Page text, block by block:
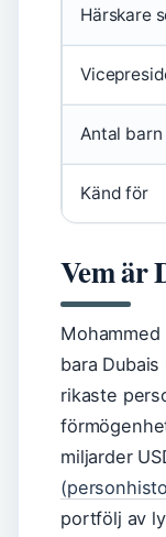
Härskare
Antal barn
Känd för
Vem är
bara
rikaste
miljarder
portfölj av